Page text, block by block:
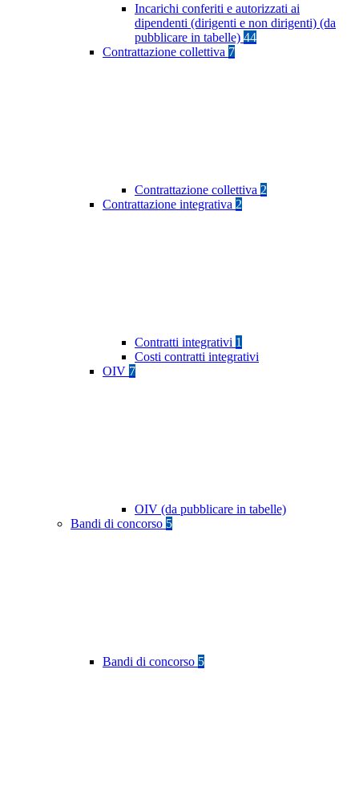
Incarichi conferiti e autorizzati ai
dipendenti (dirigenti e non dirigenti) (da
pubblicare in tabelle) 44
Contrattazione collettiva 7
Contrattazione collettiva 2
Contrattazione integrativa 2
Contratti integrativi 1
Costi contratti integrativi
OIV 7
OIV (da pubblicare in tabelle)
Bandi di concorso 5
Bandi di concorso 5